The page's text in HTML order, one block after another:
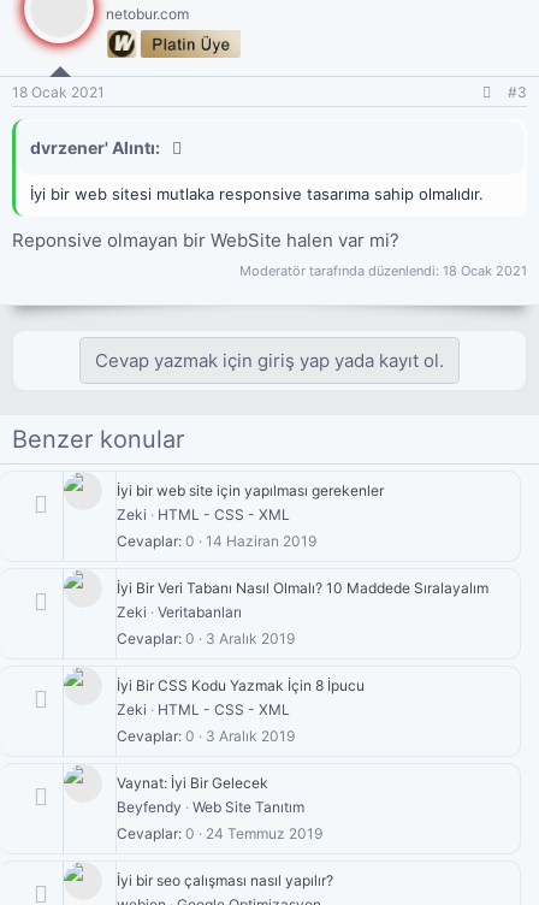
netobur.com
18 Ocak 2021 #3
dvrzener' Alıntı:
İyi bir web sitesi mutlaka responsive tasarıma sahip olmalıdır.
Reponsive olmayan bir WebSite halen var mi?
Moderatör tarafında düzenlendi: 18 Ocak 2021
Cevap yazmak için giriş yap yada kayıt ol.
Benzer konular
İyi bir web site için yapılması gerekenler
Zeki
HTML - CSS - XML
Cevaplar 0 14 Haziran 2019
İyi Bir Veri Tabanı Nasıl Olmalı? 10 Maddede Sıralayalım
Zeki
Veritabanları
Cevaplar 0 3 Aralık 2019
İyi Bir CSS Kodu Yazmak İçin 8 İpucu
Zeki
HTML - CSS - XML
Cevaplar 0 3 Aralık 2019
Vaynat: İyi Bir Gelecek
Beyfendy
Web Site Tanıtım
Cevaplar 0 24 Temmuz 2019
İyi bir seo çalışması nasıl yapılır?